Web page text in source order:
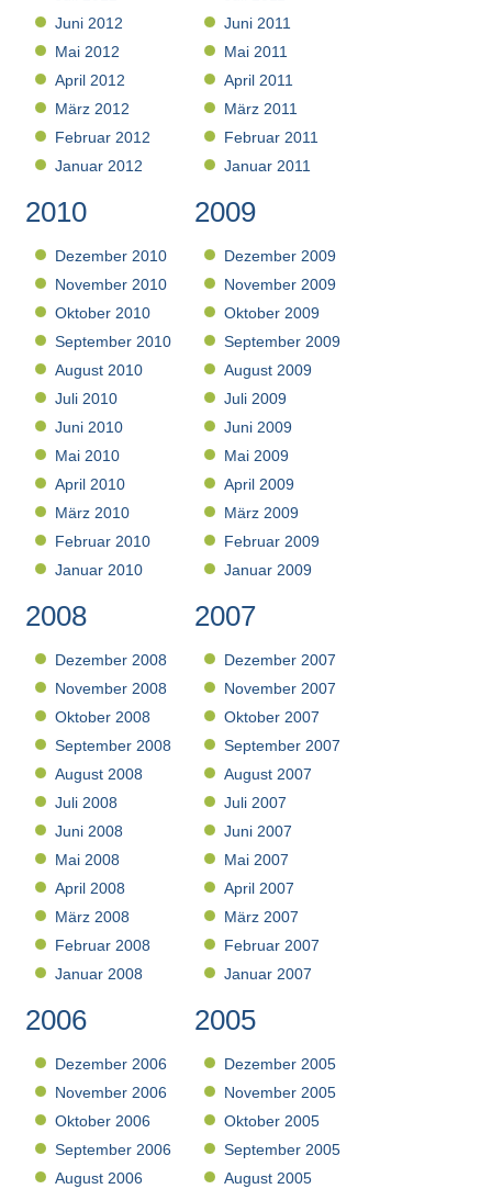
Juni 2012
Mai 2012
April 2012
März 2012
Februar 2012
Januar 2012
Juni 2011
Mai 2011
April 2011
März 2011
Februar 2011
Januar 2011
2010
Dezember 2010
November 2010
Oktober 2010
September 2010
August 2010
Juli 2010
Juni 2010
Mai 2010
April 2010
März 2010
Februar 2010
Januar 2010
2009
Dezember 2009
November 2009
Oktober 2009
September 2009
August 2009
Juli 2009
Juni 2009
Mai 2009
April 2009
März 2009
Februar 2009
Januar 2009
2008
Dezember 2008
November 2008
Oktober 2008
September 2008
August 2008
Juli 2008
Juni 2008
Mai 2008
April 2008
März 2008
Februar 2008
Januar 2008
2007
Dezember 2007
November 2007
Oktober 2007
September 2007
August 2007
Juli 2007
Juni 2007
Mai 2007
April 2007
März 2007
Februar 2007
Januar 2007
2006
Dezember 2006
November 2006
Oktober 2006
September 2006
August 2006
2005
Dezember 2005
November 2005
Oktober 2005
September 2005
August 2005